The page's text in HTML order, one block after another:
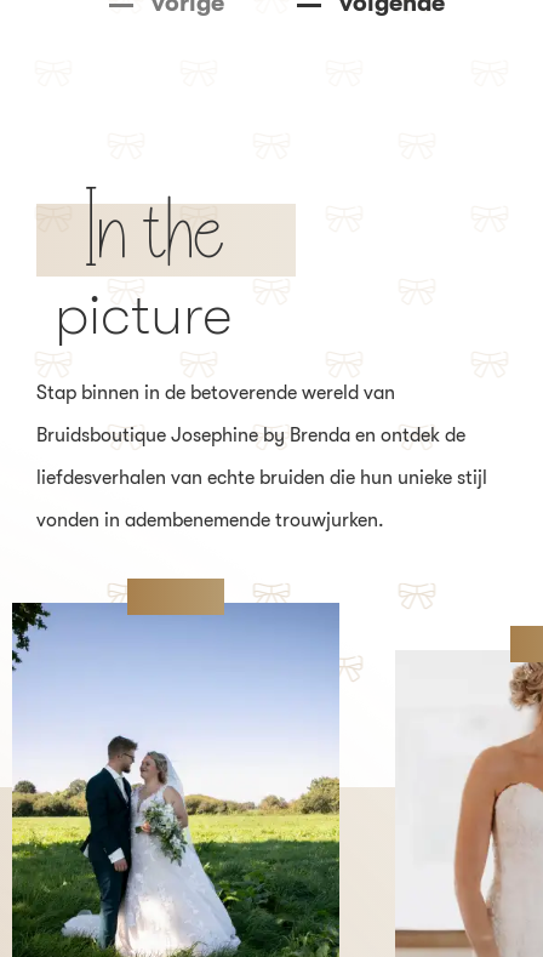
In the
picture
Stap binnen in de betoverende wereld van
Bruidsboutique Josephine by Brenda en ontdek de
liefdesverhalen van echte bruiden die hun unieke stijl
vonden in adembenemende trouwjurken.